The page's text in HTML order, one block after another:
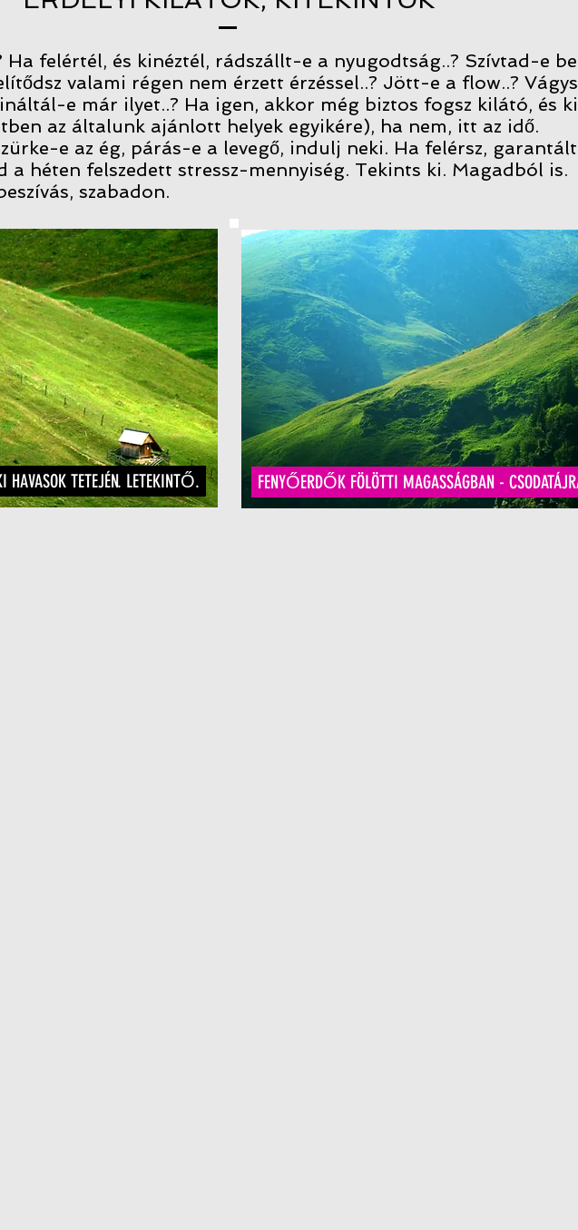
felértél, és kinéztél, rádszállt-e a nyugodtság..? Szívtad-e
valami régen nem érzett érzéssel..? Jött-e a flow..?
e már ilyet..? Ha igen, akkor még biztos fogsz kilátó, és
az általunk ajánlott helyek egyikére), ha nem, itt az idő.
e az ég, párás-e a levegő, indulj neki. Ha felérsz,
héten felszedett stressz-mennyiség. Tekints ki. Magadból is.
szabadon.
HAVASOK TETEJÉN. LETEKINTŐ. FENYŐERDŐK FÖLÖTTI MAGASSÁGBAN -